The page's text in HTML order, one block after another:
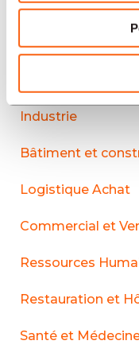
Administration et
Horlogerie
Industrie
Bâtiment et
Logistique Achat
Commercial et
Ressources
Restauration et
Santé et